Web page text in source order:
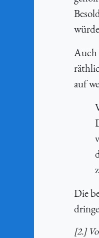
Auch
auf
Die
[2.]